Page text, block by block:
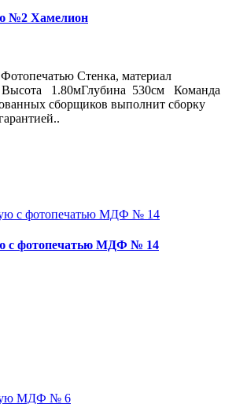
№2 Хамелион
Стенка, материал
1.80мГлубина 530см Команда
сборщиков выполнит сборку
с фотопечатью МДФ № 14